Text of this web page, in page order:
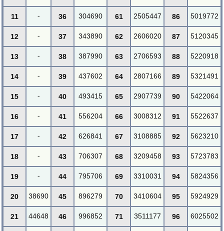
11 - 36 304690 61 2505447 86 5019772
12 - 37 343890 62 2606020 87 5120345
13 - 38 387990 63 2706593 88 5220918
14 - 39 437602 64 2807166 89 5321491
15 - 40 493415 65 2907739 90 5422064
16 - 41 556204 66 3008312 91 5522637
17 - 42 626841 67 3108885 92 5623210
18 - 43 706307 68 3209458 93 5723783
19 - 44 795706 69 3310031 94 5824356
20 38690 45 896279 70 3410604 95 5924929
21 44648 46 996852 71 3511177 96 6025502